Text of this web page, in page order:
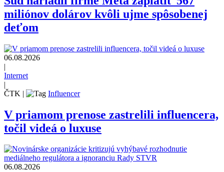
miliónov dolárov kvôli ujme spôsobenej
deťom
06.08.2026
|
Internet
|
ČTK | Influencer
V priamom prenose zastrelili influencera,
točil videá o luxuse
06.08.2026